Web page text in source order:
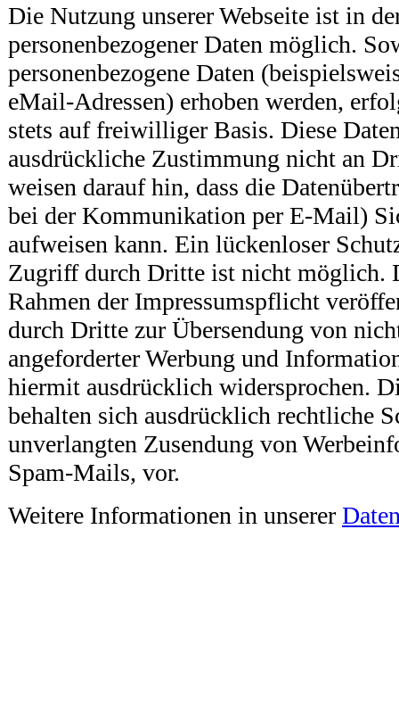
Die Nutzung unserer Webseite ist in
personenbezogener Daten möglich.
personenbezogene Daten
eMail-Adressen) erhoben werden,
stets auf freiwilliger Basis. Diese
ausdrückliche Zustimmung nicht an
weisen darauf hin, dass die
bei der Kommunikation per E-Mail)
aufweisen kann. Ein lückenloser
Zugriff durch Dritte ist nicht möglich.
Rahmen der Impressumspflicht
durch Dritte zur Übersendung von
angeforderter Werbung und
hiermit ausdrücklich widersprochen.
behalten sich ausdrücklich rechtliche
unverlangten Zusendung von
Spam-Mails, vor.
Weitere Informationen in unserer